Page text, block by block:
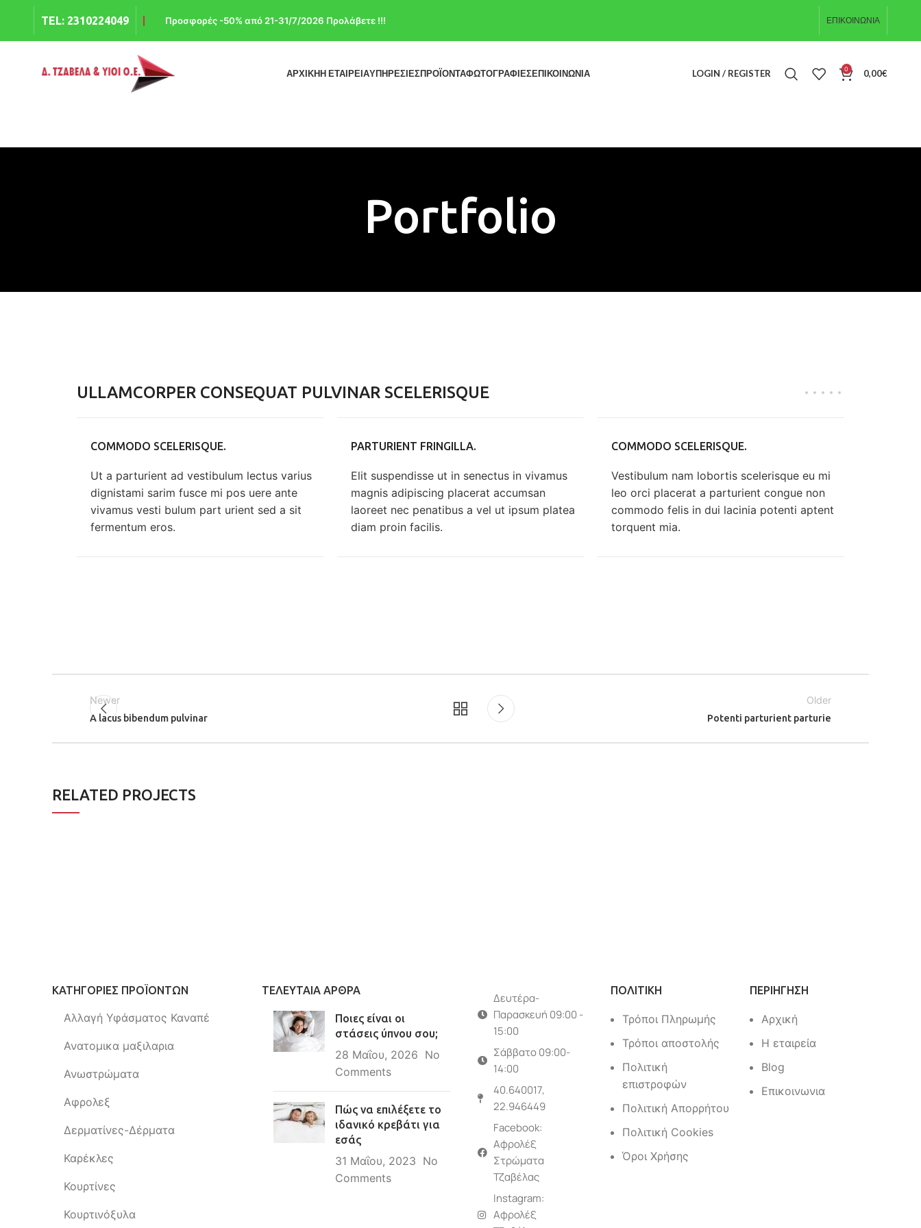
TEL: 2310224049 Προσφορές -50% από 21-31/7/2026 Προλάβετε !!! ΕΠΙΚΟΙΝΩΝΊΑ
ΑΡΧΙΚΗΗ ΕΤΑΙΡΕΙΑΥΠΗΡΕΣΙΕΣΠΡΟΪΟΝΤΑΦΩΤΟΓΡΑΦΙΕΣΕΠΙΚΟΙΝΩΝΙΑ LOGIN / REGISTER 0 0,00€
Portfolio
ULLAMCORPER CONSEQUAT PULVINAR SCELERISQUE
COMMODO SCELERISQUE.
Ut a parturient ad vestibulum lectus varius
dignistami sarim fusce mi pos uere ante
vivamus vesti bulum part urient sed a sit
fermentum eros.
PARTURIENT FRINGILLA.
Elit suspendisse ut in senectus in vivamus
magnis adipiscing placerat accumsan
laoreet nec penatibus a vel ut ipsum platea
diam proin facilis.
COMMODO SCELERISQUE.
Vestibulum nam lobortis scelerisque eu mi
leo orci placerat a parturient congue non
commodo felis in dui lacinia potenti aptent
torquent mia.
Newer
A lacus bibendum pulvinar
Older
Potenti parturient parturie
RELATED PROJECTS
ΚΑΤΗΓΟΡΊΕΣ ΠΡΟΪΌΝΤΩΝ
Αλλαγή Υφάσματος Καναπέ
Ανατομικα μαξιλαρια
Ανωστρώματα
Αφρολεξ
Δερματίνες-Δέρματα
Καρέκλες
Κουρτίνες
Κουρτινόξυλα
ΤΕΛΕΥΤΑΙΑ ΑΡΘΡΑ
Ποιες είναι οι
στάσεις ύπνου σου;
28 Μαΐου, 2026 No
Comments
Πώς να επιλέξετε το
ιδανικό κρεβάτι για
εσάς
31 Μαΐου, 2023 No
Comments
Δευτέρα-
Παρασκευή 09:00 -
15:00
Σάββατο 09:00-
14:00
40.640017,
22.946449
Facebook:
Αφρολέξ
Στρώματα
Τζαβέλας
Instagram:
Αφρολέξ
ΠΟΛΙΤΙΚΗ
Τρόποι Πληρωμής
Τρόποι αποστολής
Πολιτική
επιστροφών
Πολιτική Απορρήτου
Πολιτική Cookies
Όροι Χρήσης
ΠΕΡΙΗΓΗΣΗ
Αρχική
Η εταιρεία
Blog
Επικοινωνια